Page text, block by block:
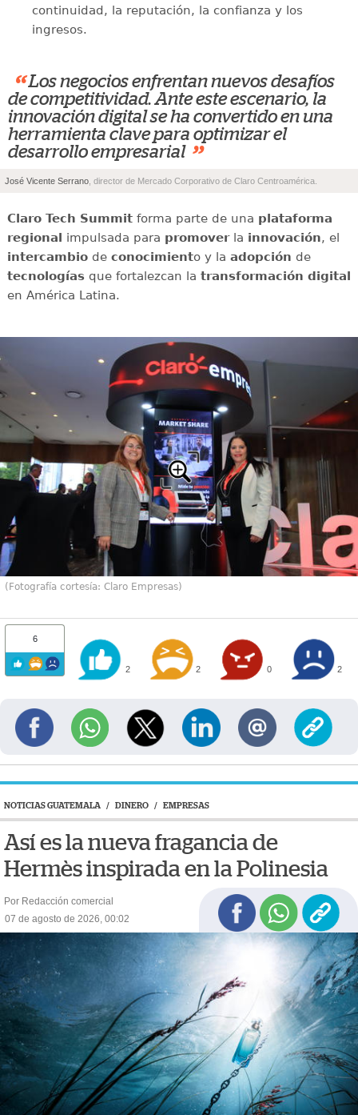
continuidad, la reputación, la confianza y los
ingresos.
“ Los negocios enfrentan nuevos desafíos
de competitividad. Ante este escenario, la
innovación digital se ha convertido en una
herramienta clave para optimizar el
desarrollo empresarial ”
José Vicente Serrano , director de Mercado Corporativo de Claro Centroamérica.
Claro Tech Summitforma parte de una plataforma
regional impulsada para promoverla innovación, el
intercambiode conocimiento y la adopción de
tecnologíasque fortalezcan la transformación digital
en América Latina.
(Fotografía cortesía: Claro Empresas)
6
2 2 0 2
NOTICIAS GUATEMALA / DINERO / EMPRESAS
Así es la nueva fragancia de
Hermès inspirada en la Polinesia
Por Redacción comercial
07 de agosto de 2026, 00:02